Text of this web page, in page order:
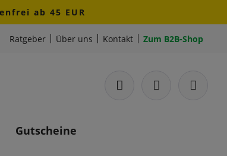
ab 45 EUR
Ratgeber Über uns Kontakt Zum B2B-Shop
Gutscheine